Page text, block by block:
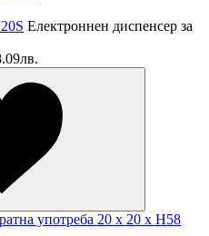
Електроннен диспенсер за